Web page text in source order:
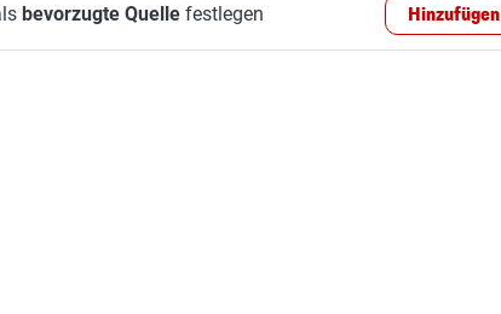
bevorzugte Quellefestlegen Hinzufügen